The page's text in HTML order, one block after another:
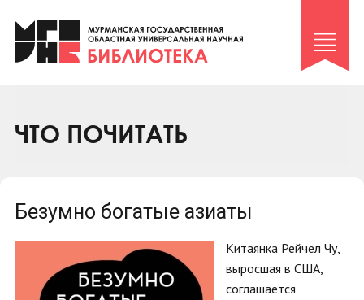
Клуб «Гиря и сельдерей»
Клуб «Семейный архив»
Коллегам
ЧТО ПОЧИТАТЬ
Безумно богатые азиаты
Китаянка Рейчел Чу,
выросшая в США,
соглашается